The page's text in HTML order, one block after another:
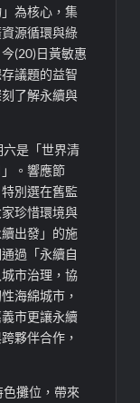
」為核心，集
源循環與綠
今(20)日黃敏惠
議題的益智
了解永續與
六是「世界清
」。響應節
別選在舊監
珍惜環境與
出發」的施
通過「永續自
市治理，協
海綿城市，
市更讓永續
夥伴合作，
色攤位，帶來